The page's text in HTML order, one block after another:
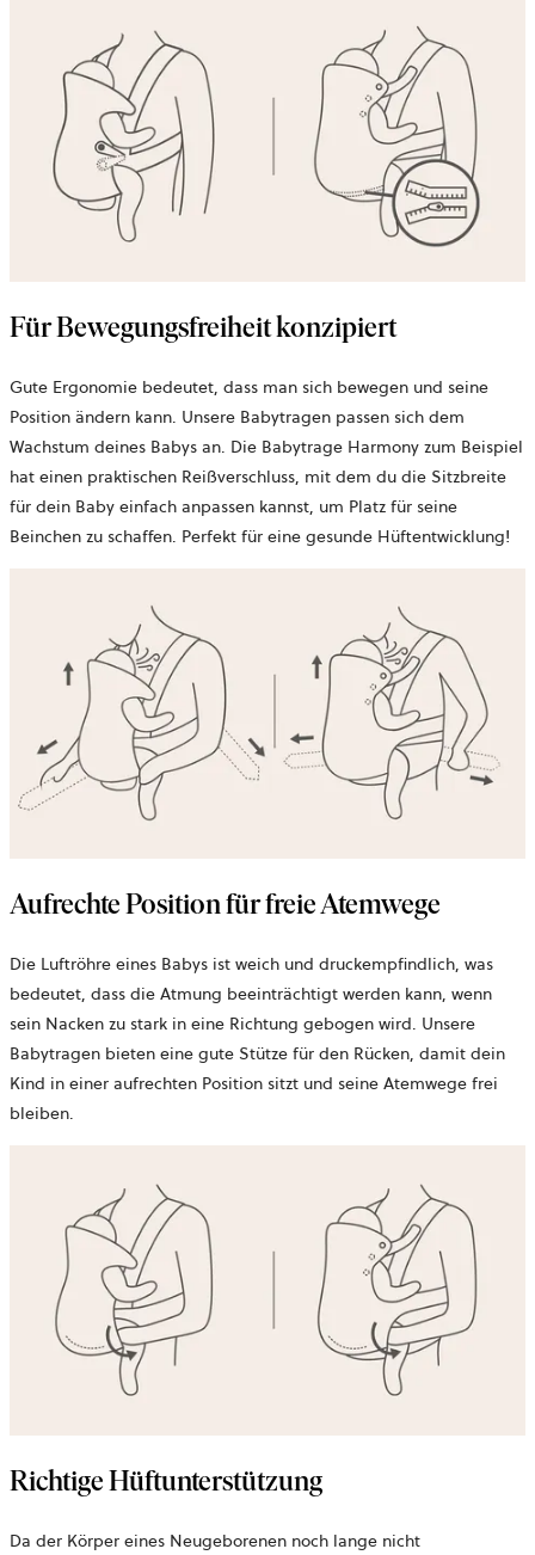
Für Bewegungsfreiheit konzipiert
Gute Ergonomie bedeutet, dass man sich bewegen und seine
Position ändern kann. Unsere Babytragen passen sich dem
Wachstum deines Babys an. Die Babytrage Harmony zum Beispiel
hat einen praktischen Reißverschluss, mit dem du die Sitzbreite
für dein Baby einfach anpassen kannst, um Platz für seine
Beinchen zu schaffen. Perfekt für eine gesunde Hüftentwicklung!
Aufrechte Position für freie Atemwege
Die Luftröhre eines Babys ist weich und druckempfindlich, was
bedeutet, dass die Atmung beeinträchtigt werden kann, wenn
sein Nacken zu stark in eine Richtung gebogen wird. Unsere
Babytragen bieten eine gute Stütze für den Rücken, damit dein
Kind in einer aufrechten Position sitzt und seine Atemwege frei
bleiben.
Richtige Hüftunterstützung
Da der Körper eines Neugeborenen noch lange nicht